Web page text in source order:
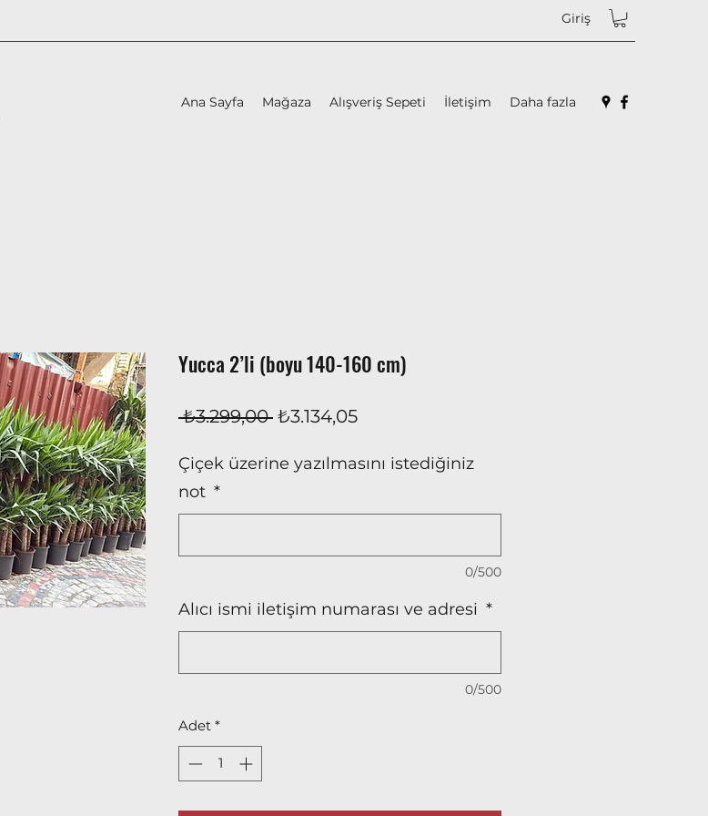
Giriş
Ana Sayfa Mağaza Alışveriş Sepeti İletişim Daha fazla
Yucca 2’li (boyu 140-160 cm)
₺3.299,00 Normal
₺3.134,05İndirimli
Çiçek üzerine yazılmasını istediğiniz
not *
0/500
Alıcı ismi iletişim numarası ve adresi *
0/500
Adet *